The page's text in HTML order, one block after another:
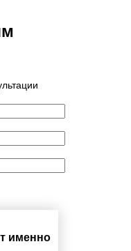
именно